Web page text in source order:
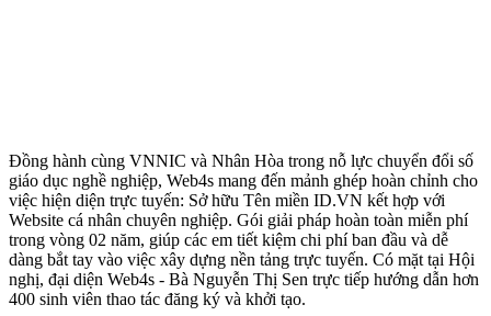
Đồng hành cùng VNNIC và Nhân Hòa trong nỗ lực chuyển đổi số
giáo dục nghề nghiệp, Web4s mang đến mảnh ghép hoàn chỉnh cho
việc hiện diện trực tuyến: Sở hữu Tên miền ID.VN kết hợp với
Website cá nhân chuyên nghiệp. Gói giải pháp hoàn toàn miễn phí
trong vòng 02 năm, giúp các em tiết kiệm chi phí ban đầu và dễ
dàng bắt tay vào việc xây dựng nền tảng trực tuyến. Có mặt tại Hội
nghị, đại diện Web4s - Bà Nguyễn Thị Sen trực tiếp hướng dẫn hơn
400 sinh viên thao tác đăng ký và khởi tạo.